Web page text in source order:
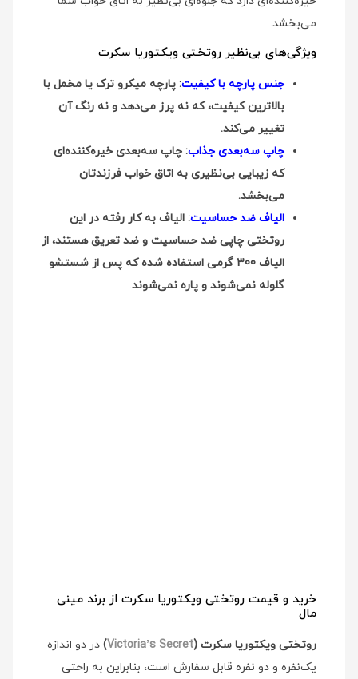
می‌بخشد.
ویژگی‌های بی‌نظیر روتختی ویکتوریا سکرت
جنس پارچه با کیفیت: پارچه میکرو ترک یا مخمل با
بالاترین کیفیت، که نه پرز می‌دهد و نه رنگ آن
تغییر می‌کند.
چاپ سه‌بعدی جذاب: چاپ سه‌بعدی خیره‌کننده‌ای
که زیبایی بی‌نظیری به اتاق خواب فرزندتان
می‌بخشد.
الیاف ضد حساسیت: الیاف به کار رفته در این
روتختی چاپی ضد حساسیت و ضد تعریق هستند، از
الیاف 300 گرمی استفاده شده که پس از شستشو
گلوله نمی‌شوند و پاره نمی‌شوند.
خرید و قیمت روتختی ویکتوریا سکرت از برند مینی
مال
روتختی ویکتوریا سکرت (Victoria’s Secret
) در دو اندازه
یک‌نفره و دو نفره قابل سفارش است، بنابراین به راحتی